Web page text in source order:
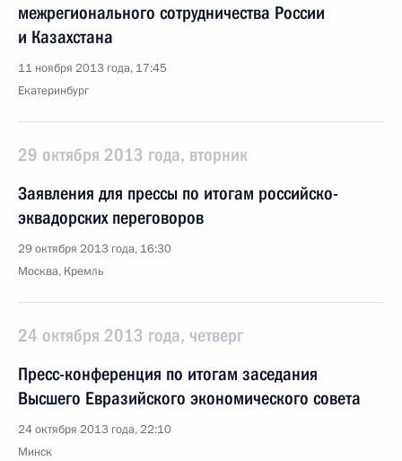
межрегионального сотрудничества России
и Казахстана
11 ноября 2013 года, 17:45
Екатеринбург
29 октября 2013 года, вторник
Заявления для прессы по итогам российско-
эквадорских переговоров
29 октября 2013 года, 16:30
Москва, Кремль
24 октября 2013 года, четверг
Пресс-конференция по итогам заседания
Высшего Евразийского экономического совета
24 октября 2013 года, 22:10
Минск